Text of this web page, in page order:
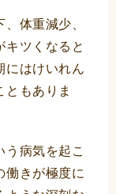
体重減少、
キツくなると
にはけいれん
もありま
病気を起こ
働きが極度に